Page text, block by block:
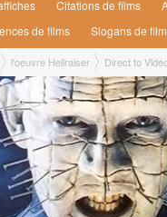
Citations de films
de films
Slogans de
l'oeuvre Hellraiser
Direct to